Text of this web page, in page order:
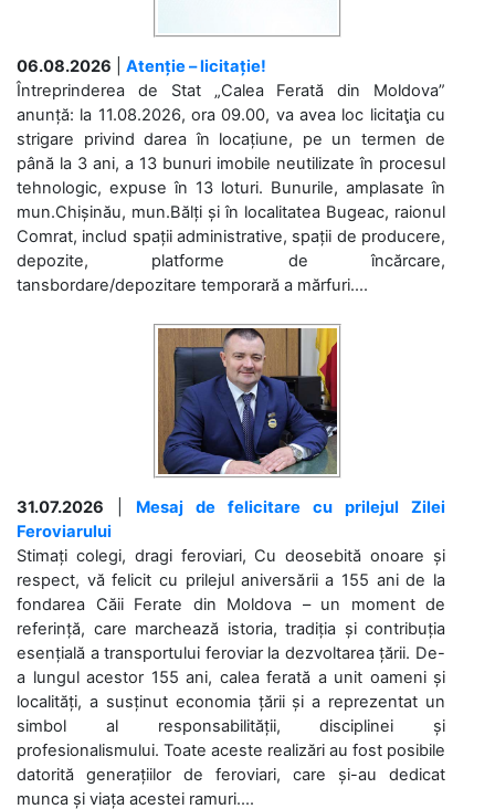
06.08.2026
Atenție – licitație!
Întreprinderea de Stat „Calea Ferată din Moldova”
anunță: la 11.08.2026, ora 09.00, va avea loc licitaţia cu
strigare privind darea în locațiune, pe un termen de
până la 3 ani, a 13 bunuri imobile neutilizate în procesul
tehnologic, expuse în 13 loturi. Bunurile, amplasate în
mun.Chișinău, mun.Bălți și în localitatea Bugeac, raionul
Comrat, includ spații administrative, spații de producere,
depozite, platforme de încărcare,
tansbordare/depozitare temporară a mărfuri....
31.07.2026
Mesaj de felicitare cu prilejul Zilei
Feroviarului
Stimați colegi, dragi feroviari, Cu deosebită onoare și
respect, vă felicit cu prilejul aniversării a 155 ani de la
fondarea Căii Ferate din Moldova – un moment de
referință, care marchează istoria, tradiția și contribuția
esențială a transportului feroviar la dezvoltarea țării. De-
a lungul acestor 155 ani, calea ferată a unit oameni și
localități, a susținut economia țării și a reprezentat un
simbol al responsabilității, disciplinei și
profesionalismului. Toate aceste realizări au fost posibile
datorită generațiilor de feroviari, care și-au dedicat
munca și viața acestei ramuri....